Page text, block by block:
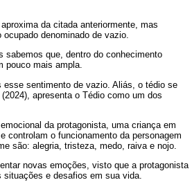
da citada anteriormente, mas
denominado de vazio.
sabemos que, dentro do conhecimento
pouco mais ampla.
sentimento de vazio. Aliás, o tédio se
(2024), apresenta o Tédio como um dos
da protagonista, uma criança em
controlam o funcionamento da personagem
são: alegria, tristeza, medo, raiva e nojo.
novas emoções, visto que a protagonista
e desafios em sua vida.